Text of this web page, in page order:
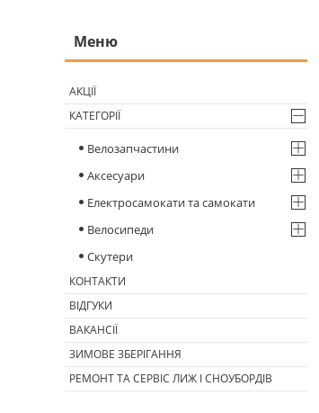
АКЦІЇ
КАТЕГОРІЇ
Велозапчастини
Аксесуари
Електросамокати та самокати
Велосипеди
Скутери
КОНТАКТИ
ВІДГУКИ
ВАКАНСІЇ
ЗИМОВЕ ЗБЕРІГАННЯ
РЕМОНТ ТА СЕРВІС ЛИЖ І СНОУБОРДІВ